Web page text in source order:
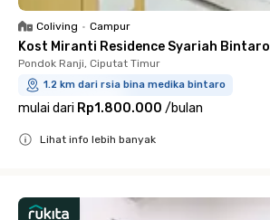
Coliving • Campur
Kost Miranti Residence Syariah Bintaro
Pondok Ranji, Ciputat Timur
1.2 km dari rsia bina medika bintaro
mulai dari Rp1.800.000 /bulan
Lihat info lebih banyak